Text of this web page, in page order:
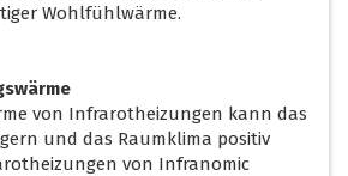
Wohlfühlwärme.
von Infrarotheizungen kann das
und das Raumklima positiv
von Infranomic